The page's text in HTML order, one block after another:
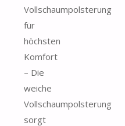
Vollschaumpolsterung
für
höchsten
Komfort
– Die
weiche
Vollschaumpolsterung
sorgt